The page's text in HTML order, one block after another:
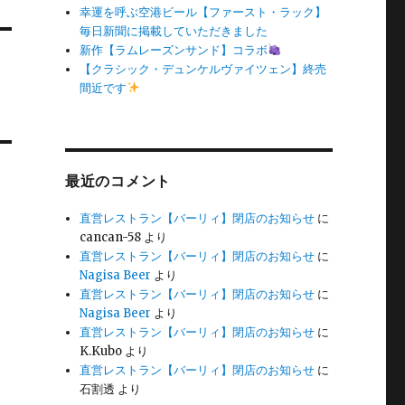
幸運を呼ぶ空港ビール【ファースト・ラック】
毎日新聞に掲載していただきました
新作【ラムレーズンサンド】コラボ
【クラシック・デュンケルヴァイツェン】終売
間近です
最近のコメント
直営レストラン【バーリィ】閉店のお知らせ に
cancan-58 より
直営レストラン【バーリィ】閉店のお知らせ に
Nagisa Beer より
直営レストラン【バーリィ】閉店のお知らせ に
Nagisa Beer より
直営レストラン【バーリィ】閉店のお知らせ に
K.Kubo より
直営レストラン【バーリィ】閉店のお知らせ に
石割透 より